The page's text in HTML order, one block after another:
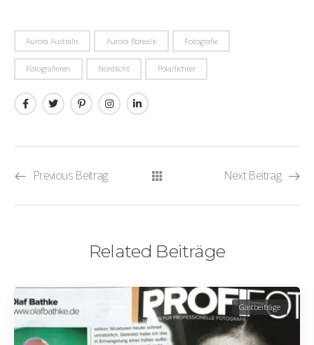
Aurora Australis Aurora Borealis Fotografie
Fotografieren Nordlicht Polarlichter
Previous Beitrag Next Beitrag
Related Beiträge
Gastbeiträge